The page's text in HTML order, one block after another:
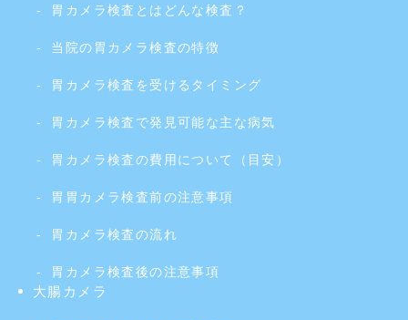
胃カメラ検査とはどんな検査？
当院の胃カメラ検査の特徴
胃カメラ検査を受けるタイミング
胃カメラ検査で発見可能な主な病気
胃カメラ検査の費用について（目安）
胃胃カメラ検査前の注意事項
胃カメラ検査の流れ
胃カメラ検査後の注意事項
大腸カメラ